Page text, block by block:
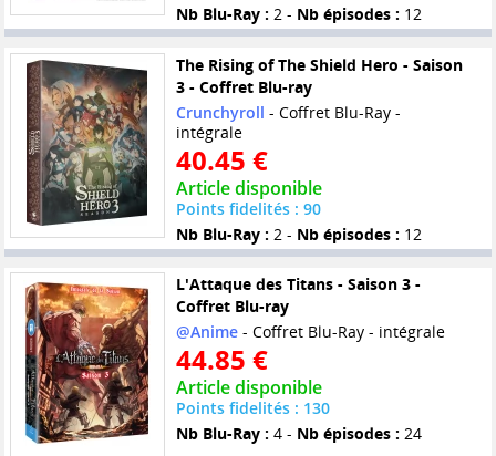
Nb Blu-Ray : 2 - Nb épisodes : 12
The Rising of The Shield Hero - Saison
3 - Coffret Blu-ray
Crunchyroll - Coffret Blu-Ray -
intégrale
40.45 €
Article disponible
Points fidelités : 90
Nb Blu-Ray : 2 - Nb épisodes : 12
L'Attaque des Titans - Saison 3 -
Coffret Blu-ray
@Anime- Coffret Blu-Ray - intégrale
44.85 €
Article disponible
Points fidelités : 130
Nb Blu-Ray : 4 - Nb épisodes : 24